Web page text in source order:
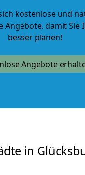
kostenlose und
Angebote, damit Sie
besser planen!
Angebote
in